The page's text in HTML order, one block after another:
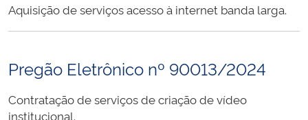
Aquisição de serviços acesso à internet banda larga.
Pregão Eletrônico nº 90013/2024
Contratação de serviços de criação de vídeo
institucional.